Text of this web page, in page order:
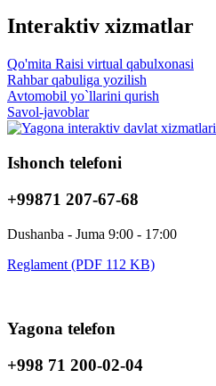
Interaktiv xizmatlar
Qo'mita Raisi virtual qabulxonasi
Rahbar qabuliga yozilish
Avtomobil yo`llarini qurish
Savol-javoblar
Ishonch telefoni
+99871 207-67-68
Dushanba - Juma 9:00 - 17:00
Reglament (PDF 112 KB)
Yagona telefon
+998 71 200-02-04